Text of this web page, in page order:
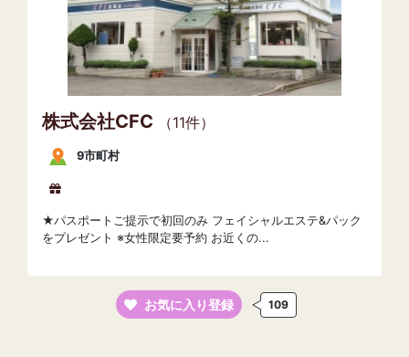
株式会社CFC （11件）
9市町村
★パスポートご提示で初回のみ フェイシャルエステ&パック
をプレゼント ※女性限定要予約 お近くの...
お気に入り登録 109